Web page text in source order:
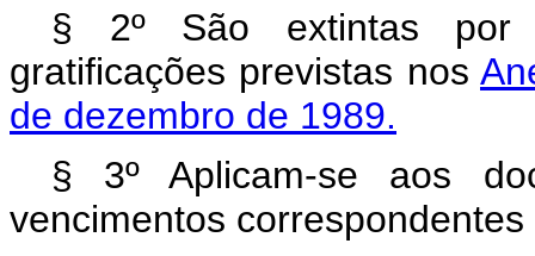
§ 2º São extintas por
gratificações previstas nos
de dezembro de 1989.
§ 3º Aplicam-se aos
vencimentos